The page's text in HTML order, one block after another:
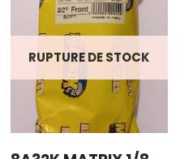
RUPTURE DE STOCK